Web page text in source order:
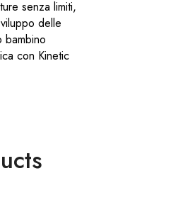
senza limiti,
delle
bambino
con Kinetic